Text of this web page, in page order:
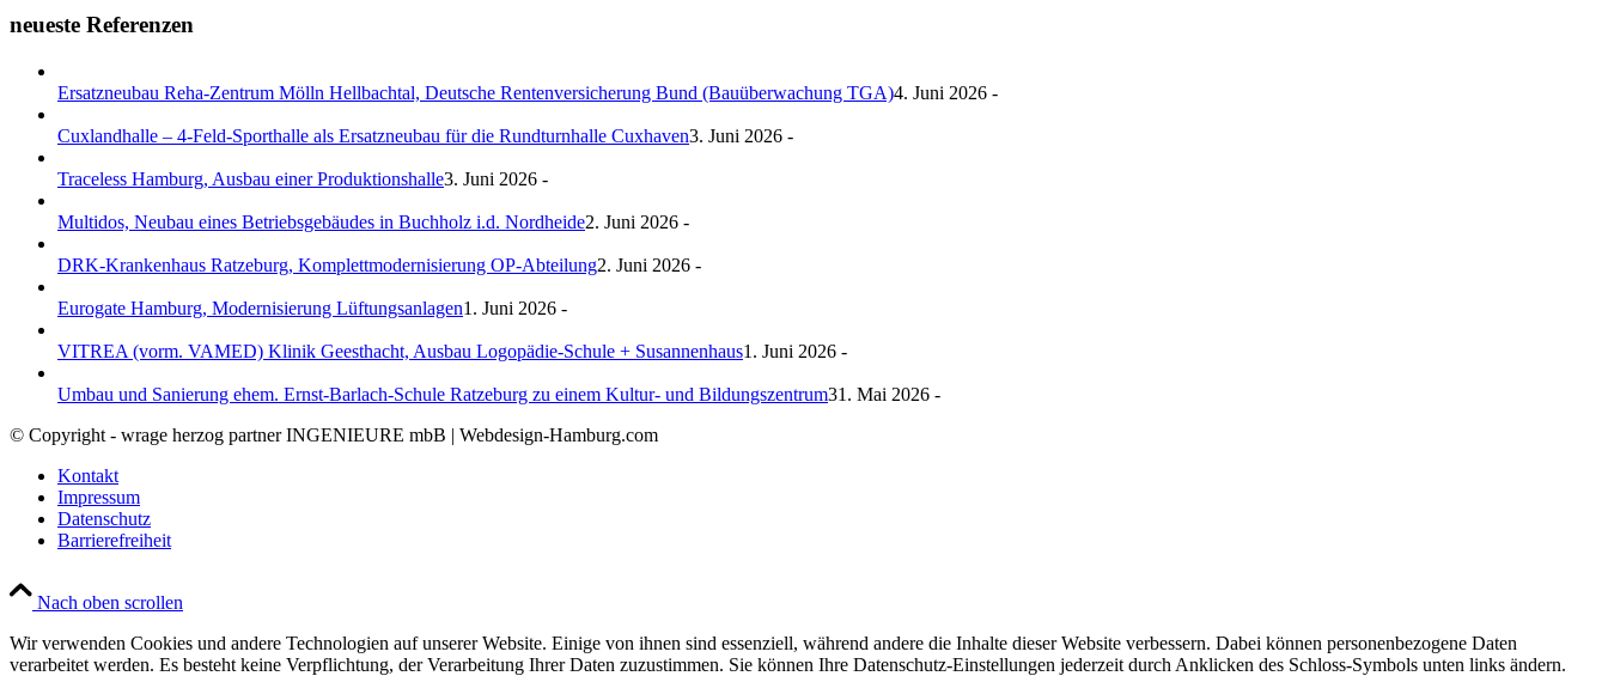
neueste Referenzen
Ersatzneubau Reha-Zentrum Mölln Hellbachtal, Deutsche Rentenversicherung Bund (Bauüberwachung TGA)4. Juni 2026 -
Cuxlandhalle – 4-Feld-Sporthalle als Ersatzneubau für die Rundturnhalle Cuxhaven3. Juni 2026 -
Traceless Hamburg, Ausbau einer Produktionshalle3. Juni 2026 -
Multidos, Neubau eines Betriebsgebäudes in Buchholz i.d. Nordheide2. Juni 2026 -
DRK-Krankenhaus Ratzeburg, Komplettmodernisierung OP-Abteilung2. Juni 2026 -
Eurogate Hamburg, Modernisierung Lüftungsanlagen1. Juni 2026 -
VITREA (vorm. VAMED) Klinik Geesthacht, Ausbau Logopädie-Schule + Susannenhaus1. Juni 2026 -
Umbau und Sanierung ehem. Ernst-Barlach-Schule Ratzeburg zu einem Kultur- und Bildungszentrum31. Mai 2026 -
© Copyright - wrage herzog partner INGENIEURE mbB | Webdesign-Hamburg.com
Kontakt
Impressum
Datenschutz
Barrierefreiheit
Nach oben scrollen
Wir verwenden Cookies und andere Technologien auf unserer Website. Einige von ihnen sind essenziell, während andere die Inhalte dieser Website verbessern. Dabei können personenbezogene Daten
verarbeitet werden. Es besteht keine Verpflichtung, der Verarbeitung Ihrer Daten zuzustimmen. Sie können Ihre Datenschutz-Einstellungen jederzeit durch Anklicken des Schloss-Symbols unten links ändern.